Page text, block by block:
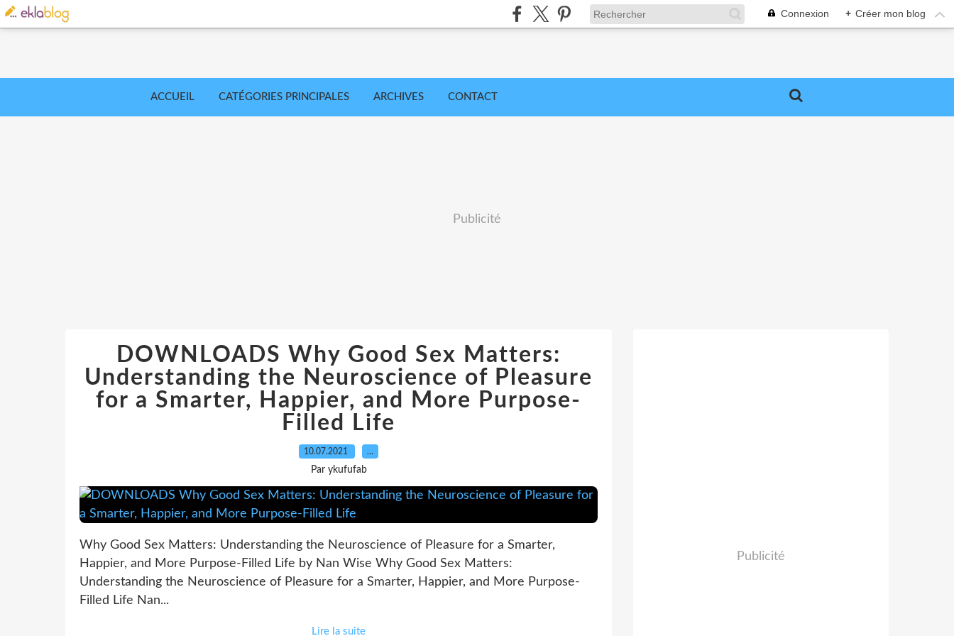
Connexion + Créer mon blog
ACCUEIL CATÉGORIES PRINCIPALES ARCHIVES CONTACT
Publicité
DOWNLOADS Why Good Sex Matters:
Understanding the Neuroscience of Pleasure
for a Smarter, Happier, and More Purpose-
Filled Life
10.07.2021 …
Par ykufufab
Why Good Sex Matters: Understanding the Neuroscience of Pleasure for a Smarter,
Happier, and More Purpose-Filled Life by Nan Wise Why Good Sex Matters:
Understanding the Neuroscience of Pleasure for a Smarter, Happier, and More Purpose-
Filled Life Nan...
Lire la suite
Publicité